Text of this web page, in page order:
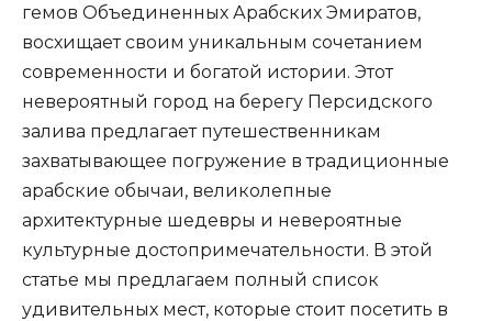
гемов Объединенных Арабских Эмиратов,
восхищает своим уникальным сочетанием
современности и богатой истории. Этот
невероятный город на берегу Персидского
залива предлагает путешественникам
захватывающее погружение в традиционные
арабские обычаи, великолепные
архитектурные шедевры и невероятные
культурные достопримечательности. В этой
статье мы предлагаем полный список
удивительных мест, которые стоит посетить в